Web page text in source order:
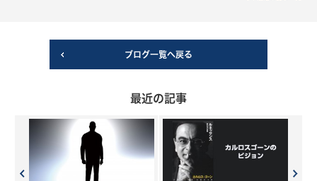
ブログ一覧へ戻る
最近の記事